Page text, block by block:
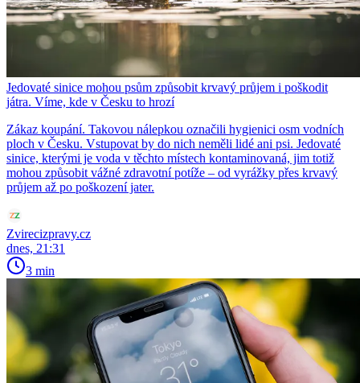
Jedovaté sinice mohou psům způsobit krvavý průjem i poškodit
játra. Víme, kde v Česku to hrozí
Zákaz koupání. Takovou nálepkou označili hygienici osm vodních
ploch v Česku. Vstupovat by do nich neměli lidé ani psi. Jedovaté
sinice, kterými je voda v těchto místech kontaminovaná, jim totiž
mohou způsobit vážné zdravotní potíže – od vyrážky přes krvavý
průjem až po poškození jater.
Zvirecizpravy.cz
dnes, 21:31
3 min